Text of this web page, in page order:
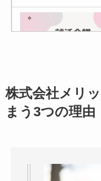
株式会社メリ
まう3つの理由